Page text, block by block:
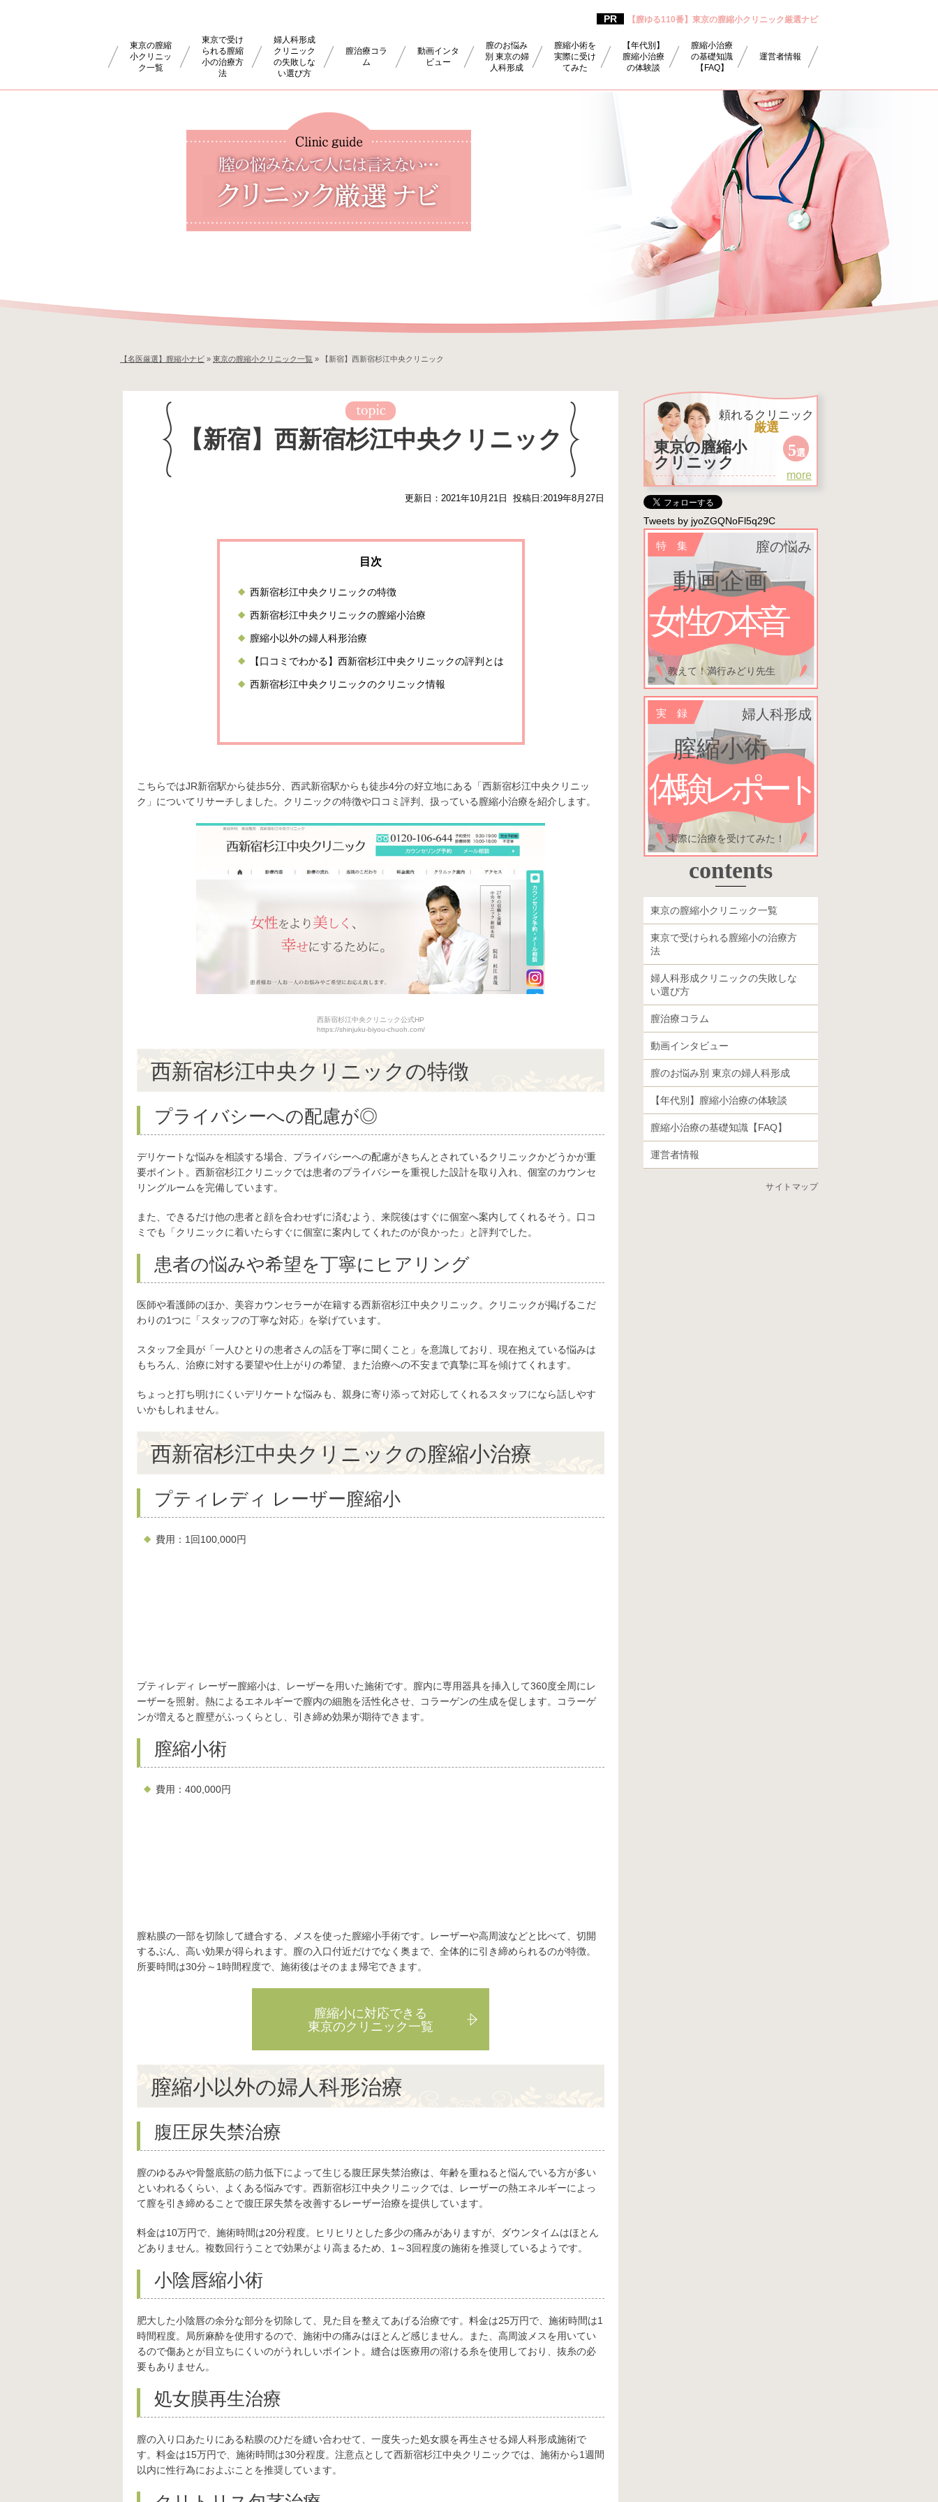
【膣ゆる110番】東京の膣縮小クリニック厳選ナビ
東京の膣縮
小クリニッ
ク一覧
東京で受け
られる膣縮
小の治療方
法
婦人科形成
クリニック
の失敗しな
い選び方
膣治療コラ
ム
動画インタ
ビュー
膣のお悩み
別 東京の婦
人科形成
膣縮小術を
実際に受け
てみた
【年代別】
膣縮小治療
の体験談
膣縮小治療
の基礎知識
【FAQ】
運営者情報
【名医厳選】膣縮小ナビ » 東京の膣縮小クリニック一覧 » 【新宿】西新宿杉江中央クリニック
【新宿】西新宿杉江中央クリニック
更新日：2021年10月21日 投稿日:2019年8月27日
西新宿杉江中央クリニックの特徴
西新宿杉江中央クリニックの膣縮小治療
膣縮小以外の婦人科形治療
【口コミでわかる】西新宿杉江中央クリニックの評判とは
西新宿杉江中央クリニックのクリニック情報
こちらではJR新宿駅から徒歩5分、西武新宿駅からも徒歩4分の好立地にある「西新宿杉江中央クリニッ
ク」についてリサーチしました。クリニックの特徴や口コミ評判、扱っている膣縮小治療を紹介します。
西新宿杉江中央クリニック公式HP
https://shinjuku-biyou-chuoh.com/
西新宿杉江中央クリニックの特徴
プライバシーへの配慮が◎
デリケートな悩みを相談する場合、プライバシーへの配慮がきちんとされているクリニックかどうかが重
要ポイント。西新宿杉江クリニックでは患者のプライバシーを重視した設計を取り入れ、個室のカウンセ
リングルームを完備しています。
また、できるだけ他の患者と顔を合わせずに済むよう、来院後はすぐに個室へ案内してくれるそう。口コ
ミでも「クリニックに着いたらすぐに個室に案内してくれたのが良かった」と評判でした。
患者の悩みや希望を丁寧にヒアリング
医師や看護師のほか、美容カウンセラーが在籍する西新宿杉江中央クリニック。クリニックが掲げるこだ
わりの1つに「スタッフの丁寧な対応」を挙げています。
スタッフ全員が「一人ひとりの患者さんの話を丁寧に聞くこと」を意識しており、現在抱えている悩みは
もちろん、治療に対する要望や仕上がりの希望、また治療への不安まで真摯に耳を傾けてくれます。
ちょっと打ち明けにくいデリケートな悩みも、親身に寄り添って対応してくれるスタッフになら話しやす
いかもしれません。
西新宿杉江中央クリニックの膣縮小治療
プティレディ レーザー膣縮小
費用：1回100,000円
プティレディ レーザー膣縮小は、レーザーを用いた施術です。膣内に専用器具を挿入して360度全周にレ
ーザーを照射。熱によるエネルギーで膣内の細胞を活性化させ、コラーゲンの生成を促します。コラーゲ
ンが増えると膣壁がふっくらとし、引き締め効果が期待できます。
膣縮小術
費用：400,000円
膣粘膜の一部を切除して縫合する、メスを使った膣縮小手術です。レーザーや高周波などと比べて、切開
するぶん、高い効果が得られます。膣の入口付近だけでなく奥まで、全体的に引き締められるのが特徴。
所要時間は30分～1時間程度で、施術後はそのまま帰宅できます。
膣縮小に対応できる
東京のクリニック一覧
膣縮小以外の婦人科形治療
腹圧尿失禁治療
膣のゆるみや骨盤底筋の筋力低下によって生じる腹圧尿失禁治療は、年齢を重ねると悩んでいる方が多い
といわれるくらい、よくある悩みです。西新宿杉江中央クリニックでは、レーザーの熱エネルギーによっ
て膣を引き締めることで腹圧尿失禁を改善するレーザー治療を提供しています。
料金は10万円で、施術時間は20分程度。ヒリヒリとした多少の痛みがありますが、ダウンタイムはほとん
どありません。複数回行うことで効果がより高まるため、1～3回程度の施術を推奨しているようです。
小陰唇縮小術
肥大した小陰唇の余分な部分を切除して、見た目を整えてあげる治療です。料金は25万円で、施術時間は1
時間程度。局所麻酔を使用するので、施術中の痛みはほとんど感じません。また、高周波メスを用いてい
るので傷あとが目立ちにくいのがうれしいポイント。縫合は医療用の溶ける糸を使用しており、抜糸の必
要もありません。
処女膜再生治療
膣の入り口あたりにある粘膜のひだを縫い合わせて、一度失った処女膜を再生させる婦人科形成施術で
す。料金は15万円で、施術時間は30分程度。注意点として西新宿杉江中央クリニックでは、施術から1週間
以内に性行為におよぶことを推奨しています。
頼れるクリニック
厳選
東京の膣縮小
クリニック
5選
more
Tweets by jyoZGQNoFl5q29C
特 集 膣の悩み
女性の本音
動画企画
教えて！満行みどり先生
実 録 婦人科形成
体験レポート
膣縮小術
実際に治療を受けてみた！
contents
東京の膣縮小クリニック一覧
東京で受けられる膣縮小の治療方
法
婦人科形成クリニックの失敗しな
い選び方
膣治療コラム
動画インタビュー
膣のお悩み別 東京の婦人科形成
【年代別】膣縮小治療の体験談
膣縮小治療の基礎知識【FAQ】
運営者情報
サイトマップ